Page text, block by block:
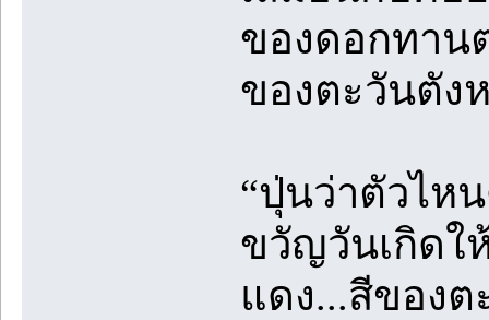
ของดอกทาน
ของตะวันตัง
“ปุ่นว่าตัวไห
ขวัญวันเกิดใ
แดง...สีของ